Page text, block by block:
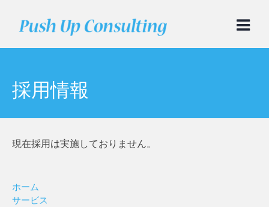
content
採用情報
現在採用は実施しておりません。
ホーム
サービス